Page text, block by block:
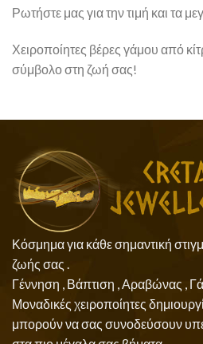
Ρωτήστε μας για την τιμή και τα
Χειροποίητες βέρες γάμου από
σύμβολο στη ζωή σας!
Κόσμημα για κάθε σημαντική
ζωής σας .
Γέννηση , Βάπτιση , Αραβώνας ,
Μοναδικές χειροποίητες
μπορούν να σας συνοδεύσουν